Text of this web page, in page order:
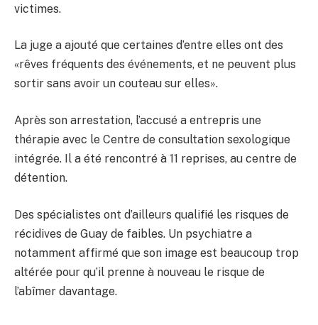
victimes.
La juge a ajouté que certaines d’entre elles ont des
«rêves fréquents des événements, et ne peuvent plus
sortir sans avoir un couteau sur elles».
Après son arrestation, l’accusé a entrepris une
thérapie avec le Centre de consultation sexologique
intégrée. Il a été rencontré à 11 reprises, au centre de
détention.
Des spécialistes ont d’ailleurs qualifié les risques de
récidives de Guay de faibles. Un psychiatre a
notamment affirmé que son image est beaucoup trop
altérée pour qu’il prenne à nouveau le risque de
l’abîmer davantage.